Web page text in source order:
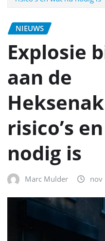
NIEUWS
Explosie
aan de
risico’s
nodig is
Marc Mulder nov